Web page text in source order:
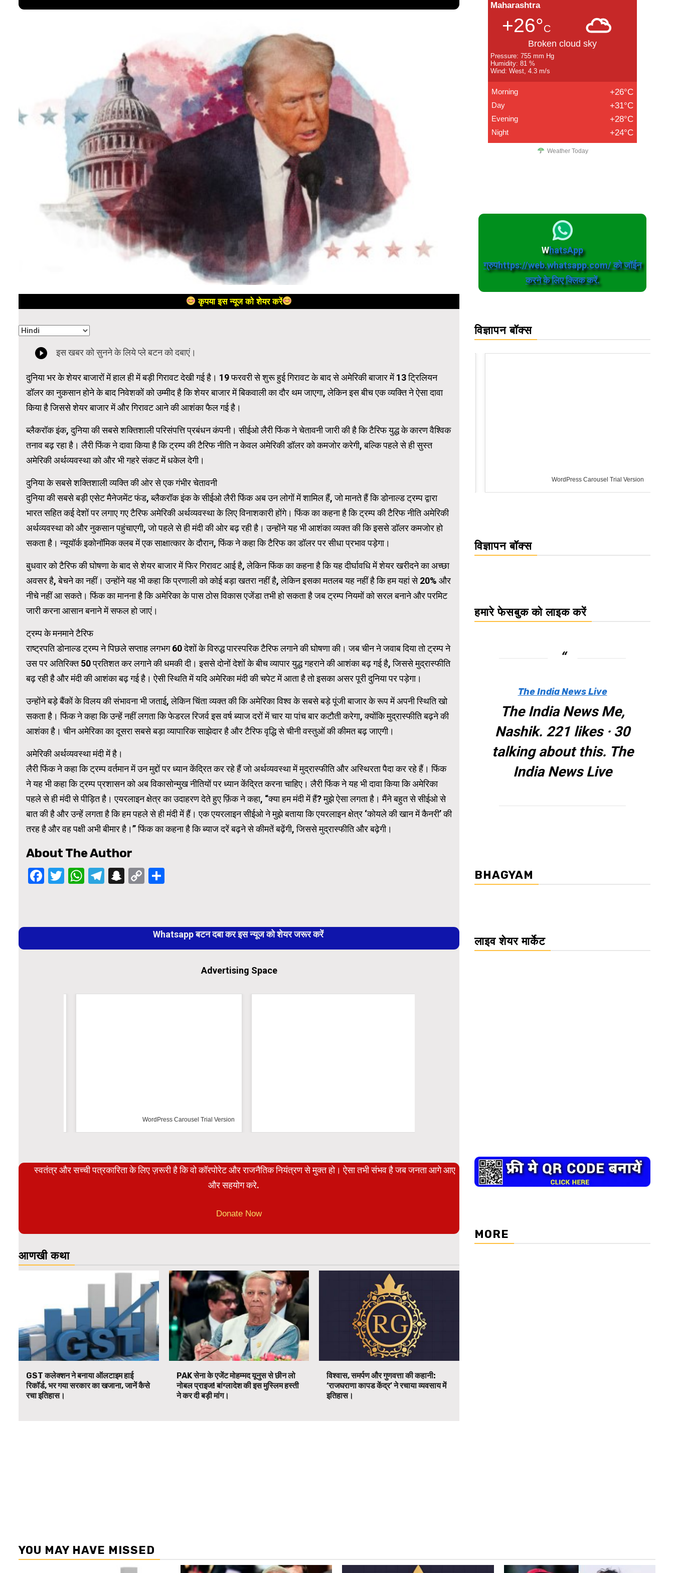
कृपया इस न्यूज को शेयर करें
दुनिया भर के शेयर बाजारों में हाल ही में बड़ी गिरावट देखी गई है। 19 फरवरी से शुरू हुई गिरावट के बाद से अमेरिकी बाजार में 13 ट्रिलियन
डॉलर का नुकसान होने के बाद निवेशकों को उम्मीद है कि शेयर बाजार में बिकवाली का दौर थम जाएगा, लेकिन इस बीच एक व्यक्ति ने ऐसा दावा
किया है जिससे शेयर बाजार में और गिरावट आने की आशंका फैल गई है।
ब्लैकरॉक इंक, दुनिया की सबसे शक्तिशाली परिसंपत्ति प्रबंधन कंपनी। सीईओ लैरी फिंक ने चेतावनी जारी की है कि टैरिफ युद्ध के कारण वैश्विक
तनाव बढ़ रहा है। लैरी फिंक ने दावा किया है कि ट्रम्प की टैरिफ नीति न केवल अमेरिकी डॉलर को कमजोर करेगी, बल्कि पहले से ही सुस्त
अमेरिकी अर्थव्यवस्था को और भी गहरे संकट में धकेल देगी।
दुनिया के सबसे शक्तिशाली व्यक्ति की ओर से एक गंभीर चेतावनी
दुनिया की सबसे बड़ी एसेट मैनेजमेंट फंड, ब्लैकरॉक इंक के सीईओ लैरी फिंक अब उन लोगों में शामिल हैं, जो मानते हैं कि डोनाल्ड ट्रम्प द्वारा
भारत सहित कई देशों पर लगाए गए टैरिफ अमेरिकी अर्थव्यवस्था के लिए विनाशकारी होंगे। फिंक का कहना है कि ट्रम्प की टैरिफ नीति अमेरिकी
अर्थव्यवस्था को और नुकसान पहुंचाएगी, जो पहले से ही मंदी की ओर बढ़ रही है। उन्होंने यह भी आशंका व्यक्त की कि इससे डॉलर कमजोर हो
सकता है। न्यूयॉर्क इकोनॉमिक क्लब में एक साक्षात्कार के दौरान, फिंक ने कहा कि टैरिफ का डॉलर पर सीधा प्रभाव पड़ेगा।
बुधवार को टैरिफ की घोषणा के बाद से शेयर बाजार में फिर गिरावट आई है, लेकिन फिंक का कहना है कि यह दीर्घावधि में शेयर खरीदने का अच्छा
अवसर है, बेचने का नहीं। उन्होंने यह भी कहा कि प्रणाली को कोई बड़ा खतरा नहीं है, लेकिन इसका मतलब यह नहीं है कि हम यहां से 20% और
नीचे नहीं आ सकते। फिंक का मानना ​​है कि अमेरिका के पास ठोस विकास एजेंडा तभी हो सकता है जब ट्रम्प नियमों को सरल बनाने और परमिट
जारी करना आसान बनाने में सफल हो जाएं।
ट्रम्प के मनमाने टैरिफ
राष्ट्रपति डोनाल्ड ट्रम्प ने पिछले सप्ताह लगभग 60 देशों के विरुद्ध पारस्परिक टैरिफ लगाने की घोषणा की। जब चीन ने जवाब दिया तो ट्रम्प ने
उस पर अतिरिक्त 50 प्रतिशत कर लगाने की धमकी दी। इससे दोनों देशों के बीच व्यापार युद्ध गहराने की आशंका बढ़ गई है, जिससे मुद्रास्फीति
बढ़ रही है और मंदी की आशंका बढ़ गई है। ऐसी स्थिति में यदि अमेरिका मंदी की चपेट में आता है तो इसका असर पूरी दुनिया पर पड़ेगा।
उन्होंने बड़े बैंकों के विलय की संभावना भी जताई, लेकिन चिंता व्यक्त की कि अमेरिका विश्व के सबसे बड़े पूंजी बाजार के रूप में अपनी स्थिति खो
सकता है। फिंक ने कहा कि उन्हें नहीं लगता कि फेडरल रिजर्व इस वर्ष ब्याज दरों में चार या पांच बार कटौती करेगा, क्योंकि मुद्रास्फीति बढ़ने की
आशंका है। चीन अमेरिका का दूसरा सबसे बड़ा व्यापारिक साझेदार है और टैरिफ वृद्धि से चीनी वस्तुओं की कीमत बढ़ जाएगी।
अमेरिकी अर्थव्यवस्था मंदी में है।
लैरी फिंक ने कहा कि ट्रम्प वर्तमान में उन मुद्दों पर ध्यान केंद्रित कर रहे हैं जो अर्थव्यवस्था में मुद्रास्फीति और अस्थिरता पैदा कर रहे हैं। फिंक
ने यह भी कहा कि ट्रम्प प्रशासन को अब विकासोन्मुख नीतियों पर ध्यान केंद्रित करना चाहिए। लैरी फिंक ने यह भी दावा किया कि अमेरिका
पहले से ही मंदी से पीड़ित है। एयरलाइन क्षेत्र का उदाहरण देते हुए फ़िंक ने कहा, “क्या हम मंदी में हैं? मुझे ऐसा लगता है। मैंने बहुत से सीईओ से
बात की है और उन्हें लगता है कि हम पहले से ही मंदी में हैं। एक एयरलाइन सीईओ ने मुझे बताया कि एयरलाइन क्षेत्र ‘कोयले की खान में कैनरी’ की
तरह है और वह पक्षी अभी बीमार है।” फिंक का कहना है कि ब्याज दरें बढ़ने से कीमतें बढ़ेंगी, जिससे मुद्रास्फीति और बढ़ेगी।
About The Author
Facebook
Twitter
WhatsApp
Telegram
Snapchat
Copy
Reading
Whatsapp बटन दबा कर इस न्यूज को शेयर जरूर करें
Advertising Space
WordPress Carousel Trial Version
स्वतंत्र और सच्ची पत्रकारिता के लिए ज़रूरी है कि वो कॉरपोरेट और राजनैतिक नियंत्रण से मुक्त हो। ऐसा तभी संभव है जब जनता आगे आए
और सहयोग करे.
Donate Now
आणखी कथा
GST कलेक्शन ने बनाया ऑलटाइम हाई
रिकॉर्ड, भर गया सरकार का खजाना, जानें कैसे
रचा इतिहास।
PAK सेना के एजेंट मोहम्मद यूनुस से छीन लो
नोबल प्राइज! बांग्लादेश की इस मुस्लिम हस्ती
ने कर दी बड़ी मांग।
विश्वास, समर्पण और गुणवत्ता की कहानी:
‘राजघराणा कापड केंद्र’ ने रचाया व्यवसाय में
इतिहास।
Maharashtra
+26°C
Broken cloud sky
Pressure: 755 mm Hg
Humidity: 81 %
Wind: West, 4.3 m/s
Morning +26°C
Day +31°C
Evening +28°C
Night +24°C
Weather Today
WhatsApp
ग्रुपhttps://web.whatsapp.com/ को जॉईन
करने के लिए क्लिक करें.
विज्ञापन बॉक्स
WordPress Carousel Trial Version WordPress Carousel Trial Version
विज्ञापन बॉक्स
हमारे फेसबुक को लाइक करें
The India News Live
The India News Me,
Nashik. 221 likes · 30
talking about this. The
India News Live
BHAGYAM
लाइव शेयर मार्केट
MORE
YOU MAY HAVE MISSED